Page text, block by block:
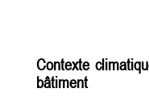
Contexte
bâtiment